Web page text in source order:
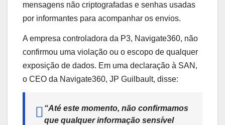
mensagens não criptografadas e senhas usadas
por informantes para acompanhar os envios.
A empresa controladora da P3, Navigate360, não
confirmou uma violação ou o escopo de qualquer
exposição de dados. Em uma declaração à SAN,
o CEO da Navigate360, JP Guilbault, disse:
“Até este momento, não confirmamos
que qualquer informação sensível